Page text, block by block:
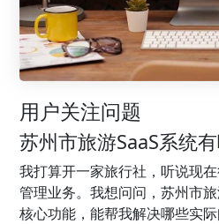
用户关注问题
苏州市旅游SaaS系统
我打算开一家旅行社，听说现
管理业务。我想问问，苏州市
核心功能，能帮我解决哪些实际